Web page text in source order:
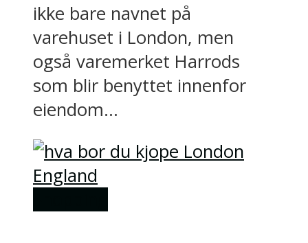
ikke bare navnet på
varehuset i London, men
også varemerket Harrods
som blir benyttet innenfor
eiendom...